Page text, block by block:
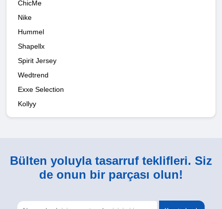
ChicMe
Nike
Hummel
Shapellx
Spirit Jersey
Wedtrend
Exxe Selection
Kollyy
Bülten yoluyla tasarruf teklifleri. Siz
de onun bir parçası olun!